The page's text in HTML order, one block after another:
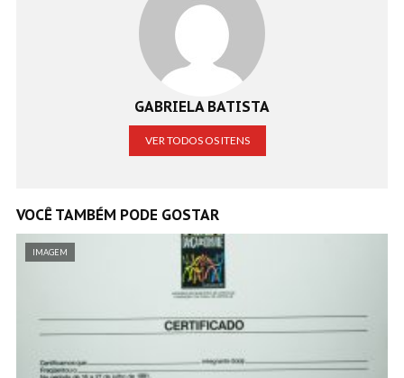
GABRIELA BATISTA
VER TODOS OS ITENS
VOCÊ TAMBÉM PODE GOSTAR
IMAGEM